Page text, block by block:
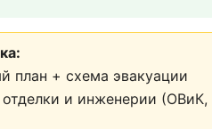
план + схема эвакуации
и инженерии (ОВиК,